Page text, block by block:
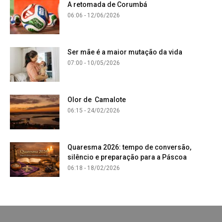
A retomada de Corumbá
06:06 - 12/06/2026
Ser mãe é a maior mutação da vida
07:00 - 10/05/2026
Olor de Camalote
06:15 - 24/02/2026
Quaresma 2026: tempo de conversão,
silêncio e preparação para a Páscoa
06:18 - 18/02/2026